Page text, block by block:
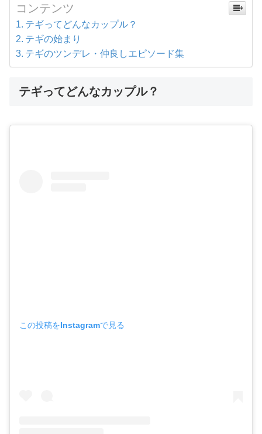
コンテンツ
テギってどんなカップル？
テギの始まり
テギのツンデレ・仲良しエピソード集
テギってどんなカップル？
この投稿をInstagramで見る